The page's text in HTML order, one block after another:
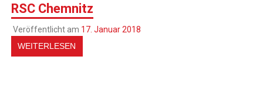
RSC Chemnitz
Veröffentlicht am 17. Januar 2018
WEITERLESEN